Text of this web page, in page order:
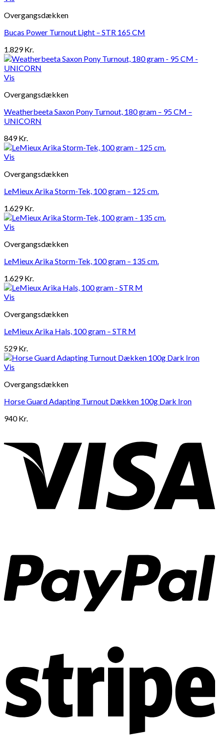
Overgangsdækken
Bucas Power Turnout Light – STR 165 CM
1.829Kr.
Vis
Overgangsdækken
Weatherbeeta Saxon Pony Turnout, 180 gram – 95 CM –
UNICORN
849Kr.
Vis
Overgangsdækken
LeMieux Arika Storm-Tek, 100 gram – 125 cm.
1.629Kr.
Vis
Overgangsdækken
LeMieux Arika Storm-Tek, 100 gram – 135 cm.
1.629Kr.
Vis
Overgangsdækken
LeMieux Arika Hals, 100 gram – STR M
529Kr.
Vis
Overgangsdækken
Horse Guard Adapting Turnout Dækken 100g Dark Iron
940Kr.